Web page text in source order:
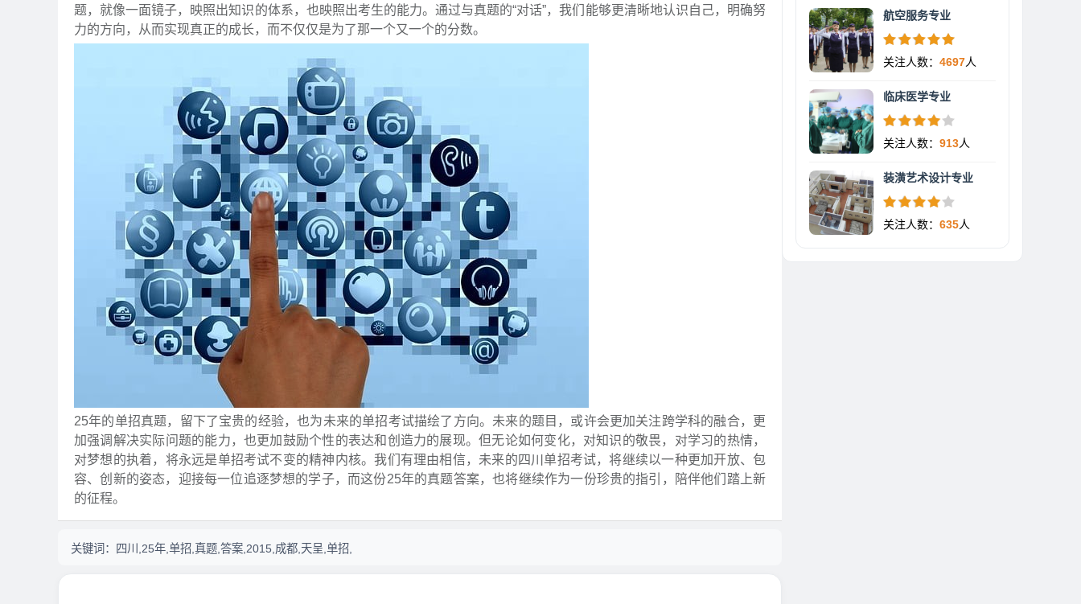
题，就像一面镜子，映照出知识的体系，也映照出考生的能力。通过与真题的“对话”，我们能够更清晰地认识自己，明确努
力的方向，从而实现真正的成长，而不仅仅是为了那一个又一个的分数。
25年的单招真题，留下了宝贵的经验，也为未来的单招考试描绘了方向。未来的题目，或许会更加关注跨学科的融合，更
加强调解决实际问题的能力，也更加鼓励个性的表达和创造力的展现。但无论如何变化，对知识的敬畏，对学习的热情，
对梦想的执着，将永远是单招考试不变的精神内核。我们有理由相信，未来的四川单招考试，将继续以一种更加开放、包
容、创新的姿态，迎接每一位追逐梦想的学子，而这份25年的真题答案，也将继续作为一份珍贵的指引，陪伴他们踏上新
的征程。
关键词： 四川,25年,单招,真题,答案,2015,成都,天呈,单招,
航空服务专业
关注人数： 4697人
临床医学专业
关注人数： 913人
装潢艺术设计专业
关注人数： 635人